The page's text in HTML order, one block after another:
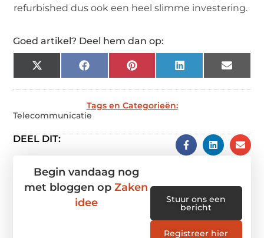
refurbished dus ook een heel slimme investering.
Goed artikel? Deel hem dan op:
X
(Twitter)
FacebookPinterestLinkedIn Email
Tags en Categorieën:
Telecommunicatie
DEEL DIT:
Begin vandaag nog
met bloggen opZaken
idee
Stuur ons een
bericht
Registreer hier